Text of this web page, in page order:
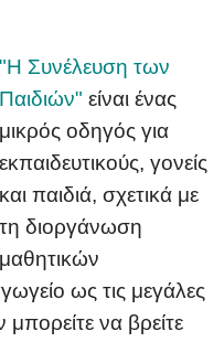
"Η Συνέλευση των
Παιδιών" είναι ένας
μικρός οδηγός για
εκπαιδευτικούς, γονείς
και παιδιά, σχετικά με
τη διοργάνωση
μαθητικών
ως τις μεγάλες
μπορείτε να βρείτε